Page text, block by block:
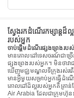
ស្វែងរកដំណើរកម្សាន្ត
របស់អ្នក
ចាប់ផ្តើមដំណើរផ្សងព្រេងរ
មានគោលដៅទេសចរណ៍ជាច្រើន
ផ្សងព្រេងរបស់អ្នក។ មិនថាវា
ឃើញមជ្ឈមណ្ឌលទីក្រុងរស់រវើ
មានអ្វីមួយសម្រាប់អ្នកធ្វើដំណ
គោលដៅដ៏ល្អរបស់អ្នកគឺគ្រាន់
Air Arabia ដែលជាក្រុមហ៊ុ